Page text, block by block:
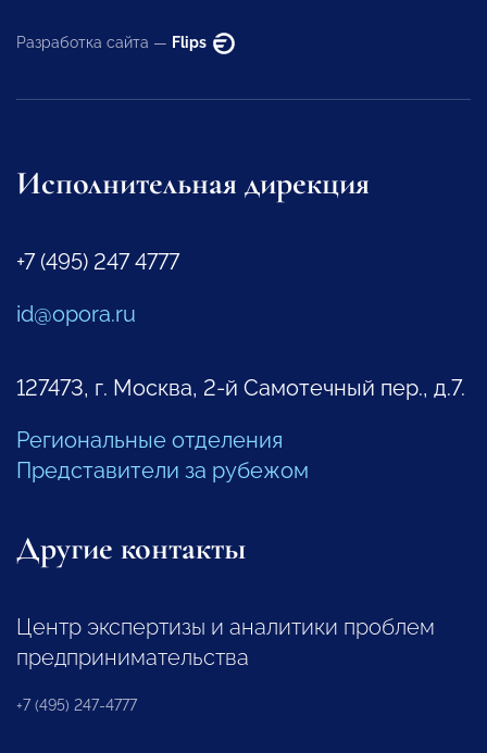
Разработка сайта — Flips
Исполнительная дирекция
+7 (495) 247 4777
id@opora.ru
127473, г. Москва, 2-й Самотечный пер., д.7.
Региональные отделения
Представители за рубежом
Другие контакты
Центр экспертизы и аналитики проблем
предпринимательства
+7 (495) 247-4777